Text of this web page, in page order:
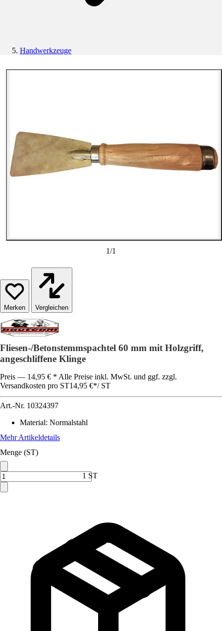
Handwerkzeuge
1/1
Vergleichen
Fliesen-/Betonstemmspachtel 60 mm mit Holzgriff,
angeschliffene Klinge
Preis — 14,95 € * Alle Preise inkl. MwSt. und ggf. zzgl.
Versandkosten pro ST14,95 €*/ ST
Art.-Nr. 10324397
Material: Normalstahl
Mehr Artikeldetails
Menge (ST)
1 ST